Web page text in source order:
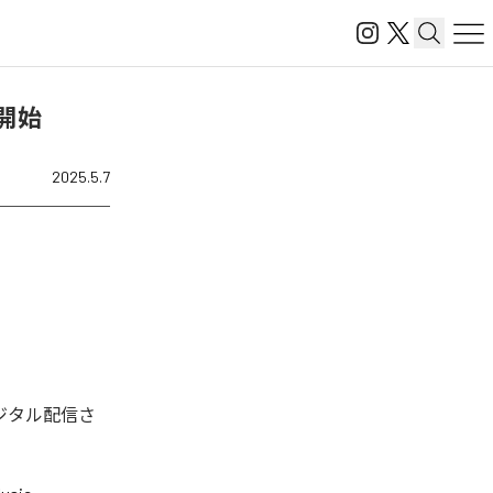
始
2025.5.7
タル配信さ